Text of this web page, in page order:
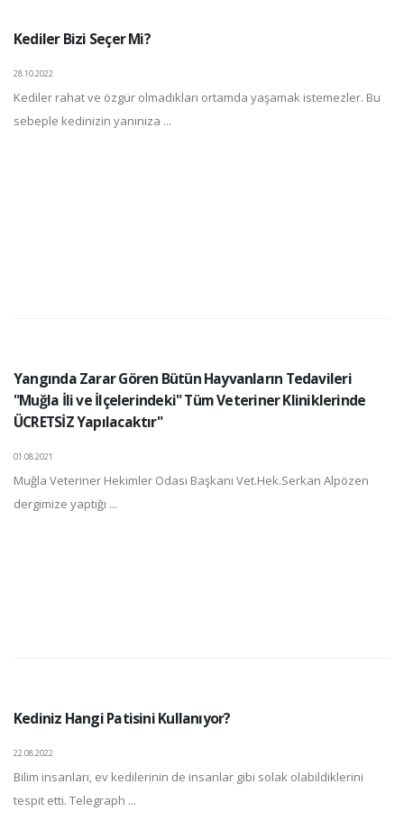
Kediler Bizi Seçer Mi?
28.10.2022
Kediler rahat ve özgür olmadıkları ortamda yaşamak istemezler. Bu
sebeple kedinizin yanınıza ...
Yangında Zarar Gören Bütün Hayvanların Tedavileri
"Muğla İli ve İlçelerindeki" Tüm Veteriner Kliniklerinde
ÜCRETSİZ Yapılacaktır"
01.08.2021
Muğla Veteriner Hekimler Odası Başkanı Vet.Hek.Serkan Alpözen
dergimize yaptığı ...
Kediniz Hangi Patisini Kullanıyor?
22.08.2022
Bilim insanları, ev kedilerinin de insanlar gibi solak olabildiklerini
tespit etti. Telegraph ...